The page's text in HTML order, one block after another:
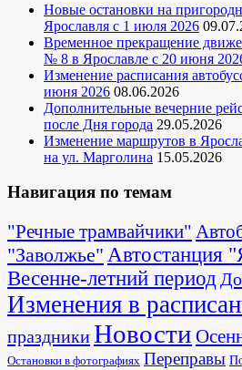
Новые остановки на
Ярославля с 1 июля 2026
Временное прекращение
№ 8 в Ярославле с 20 июня
Изменение расписания
июня 2026 08.06.2026
Дополнительные вечерние
после Дня города 29.05.2026
Изменение маршрутов в
на ул. Марголина 15.05.2026
Навигация по темам
"Речные трамвайчики"
"Заволжье" Автостанция
Весенне-летний период
Изменения в
праздникиНовости
Остановки в фотографиях Переправы